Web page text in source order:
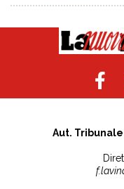
Aut.